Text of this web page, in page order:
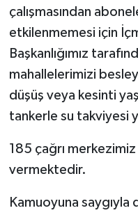
çalışmasından
etkilenmemesi için
Başkanlığımız
mahallelerimizi
düşüş veya kesinti
tankerle su takviyesi
185 çağrı
vermektedir.
Kamuoyuna